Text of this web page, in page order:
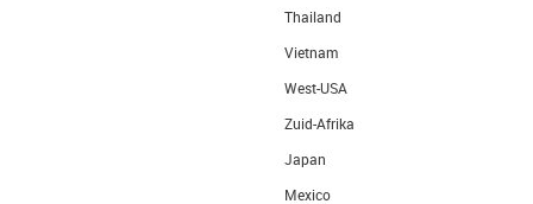
Thailand
Vietnam
West-USA
Zuid-Afrika
Japan
Mexico